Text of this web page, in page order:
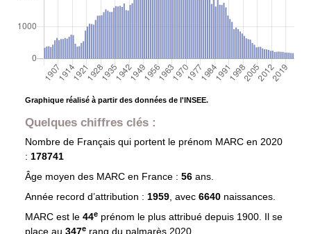
Graphique réalisé à partir des données de l'INSEE.
Quelques chiffres clés :
Nombre de Français qui portent le prénom MARC en 2020
: 178741
Âge moyen des MARCen France : 56 ans.
Année record d’attribution : 1959, avec 6640 naissances.
MARC est le 44eprénom le plus attribué depuis 1900. Il se
place au 347e rang du palmarès 2020.